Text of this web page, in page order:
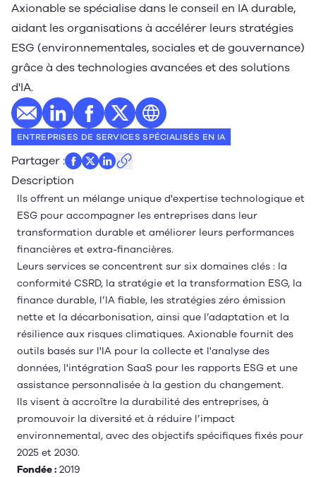
Axionable se spécialise dans le conseil en IA durable,
aidant les organisations à accélérer leurs stratégies
ESG (environnementales, sociales et de gouvernance)
grâce à des technologies avancées et des solutions
d'IA.
E-mailProfil LinkedIn
Profil Facebook
Profil Twitter
Site web
ENTREPRISES DE SERVICES SPÉCIALISÉS EN IA
Partager :
Description
Ils offrent un mélange unique d'expertise technologique et
ESG pour accompagner les entreprises dans leur
transformation durable et améliorer leurs performances
financières et extra-financières.
Leurs services se concentrent sur six domaines clés : la
conformité CSRD, la stratégie et la transformation ESG, la
finance durable, l’IA fiable, les stratégies zéro émission
nette et la décarbonisation, ainsi que l’adaptation et la
résilience aux risques climatiques. Axionable fournit des
outils basés sur l'IA pour la collecte et l'analyse des
données, l'intégration SaaS pour les rapports ESG et une
assistance personnalisée à la gestion du changement.
Ils visent à accroître la durabilité des entreprises, à
promouvoir la diversité et à réduire l’impact
environnemental, avec des objectifs spécifiques fixés pour
2025 et 2030.
Fondée : 2019